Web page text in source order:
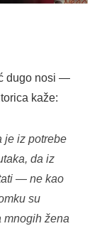
dugo nosi —
kaže:
je iz potrebe
da iz
— ne kao
su
mnogih žena